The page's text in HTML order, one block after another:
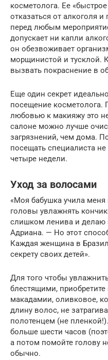
косметолога. Ее
отказаться от алкоголя
перед любым
допускает ни капли
он обезвоживает
морщинистой и тусклой.
вызвать покраснение в
Еще один секрет
посещение косметолога.
любовью к макияжу это
салоне можно лучше
загрязнений, чем дома.
посещать специалиста
четыре недели.
Уход за волосами
«Моя бабушка учила
головы увлажнять
слишком ленива и делаю
Адриана. — Но этот
Каждая женщина в
секрету своих детей».
Для того чтобы
блестящими,
макадамии, оливковое,
длину волос, не
полотенцем (не
больше шести часов
а потом помойте голову
обычно.